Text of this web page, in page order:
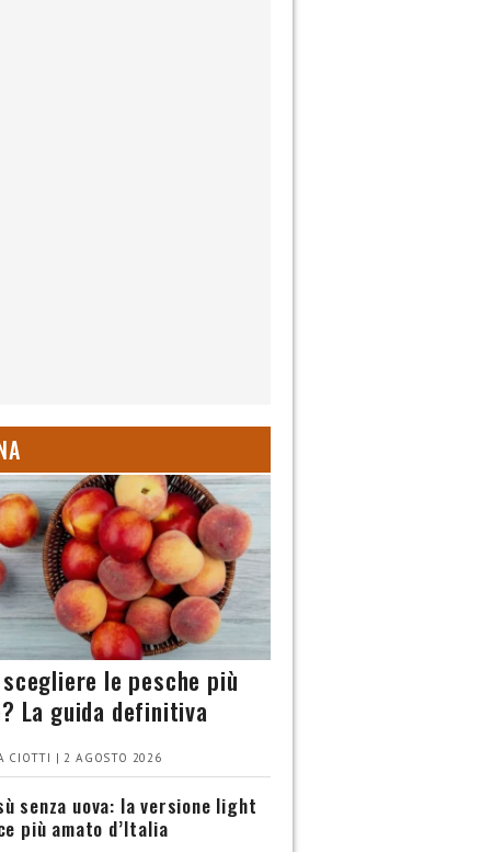
scegliere le pesche più
La guida definitiva
CIOTTI | 2 AGOSTO 2026
senza uova: la versione light
più amato d’Italia